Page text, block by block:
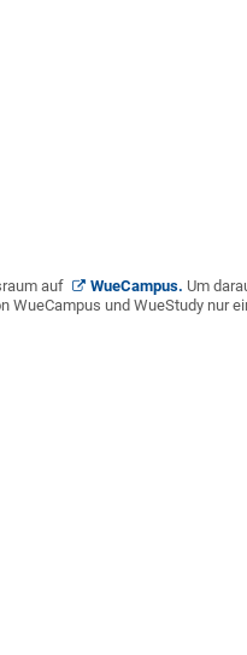
auf WueCampus. Um
WueCampus und WueStudy